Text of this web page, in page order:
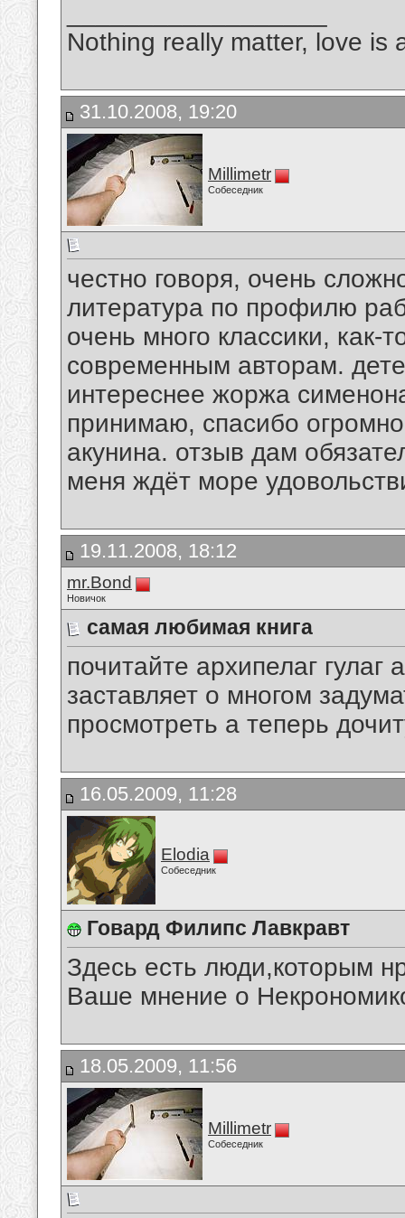
Nothing really matter, love is
31.10.2008, 19:20
Millimetr
Собеседник
честно говоря, очень
литература по профилю
очень много классики, как-
современным авторам.
интереснее жоржа
принимаю, спасибо
акунина. отзыв дам
меня ждёт море
19.11.2008, 18:12
mr.Bond
Новичок
самая любимая книга
почитайте архипелаг гулаг
заставляет о многом
просмотреть а теперь
16.05.2009, 11:28
Elodia
Собеседник
Говард Филипс Лавкравт
Здесь есть люди,которым
Ваше мнение о
18.05.2009, 11:56
Millimetr
Собеседник